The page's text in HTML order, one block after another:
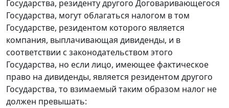
Государства, резиденту другого Договаривающегося
Государства, могут облагаться налогом в том
Государстве, резидентом которого является
компания, выплачивающая дивиденды, и в
соответствии с законодательством этого
Государства, но если лицо, имеющее фактическое
право на дивиденды, является резидентом другого
Государства, то взимаемый таким образом налог не
должен превышать: